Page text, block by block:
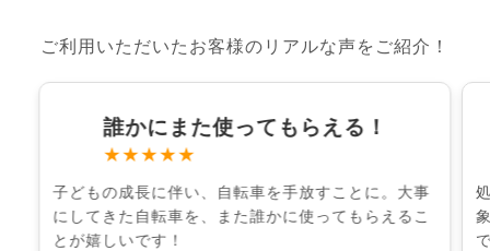
ご利用いただいたお客様のリアルな声をご紹介！
誰かにまた使ってもらえる！
★★★★★
子どもの成長に伴い、自転車を手放すことに。大事
にしてきた自転車を、また誰かに使ってもらえるこ
とが嬉しいです！